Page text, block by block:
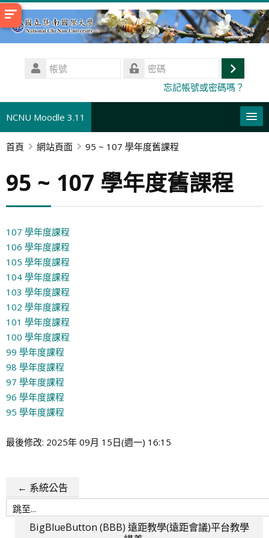
跳
至
號
登
忘記帳號或密碼嗎？
NCNU Moodle 3.11
正體中文 ‎(zh_tw)‎
搜
尋
程
首頁 網站頁面 95 ~ 107 學年度舊課程
95 ~ 107 學年度舊課程
107 學年度課程
106 學年度課程
105 學年度課程
104 學年度課程
103 學年度課程
102 學年度課程
101 學年度課程
100 學年度課程
99 學年度課程
98 學年度課程
97 學年度課程
96 學年度課程
95 學年度課程
最後修改: 2025年 09月 15日(週一) 16:15
← 系統公告
跳
BigBlueButton (BBB) 遠距教學(遠距會議)平台教學